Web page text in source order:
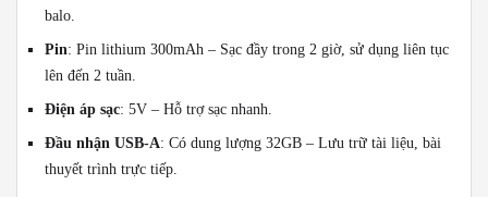
balo.
Pin: Pin lithium 300mAh – Sạc đầy trong 2 giờ, sử dụng liên tục
lên đến 2 tuần.
Điện áp sạc: 5V – Hỗ trợ sạc nhanh.
Đầu nhận USB-A: Có dung lượng 32GB – Lưu trữ tài liệu, bài
thuyết trình trực tiếp.